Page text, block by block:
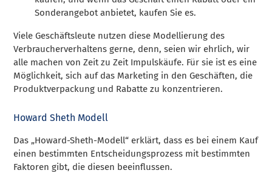
Sonderangebot anbietet, kaufen Sie es.
Viele Geschäftsleute nutzen diese Modellierung des
Verbraucherverhaltens gerne, denn, seien wir ehrlich, wir
alle machen von Zeit zu Zeit Impulskäufe. Für sie ist es eine
Möglichkeit, sich auf das Marketing in den Geschäften, die
Produktverpackung und Rabatte zu konzentrieren.
Howard Sheth Modell
Das „Howard-Sheth-Modell“ erklärt, dass es bei einem Kauf
einen bestimmten Entscheidungsprozess mit bestimmten
Faktoren gibt, die diesen beeinflussen.